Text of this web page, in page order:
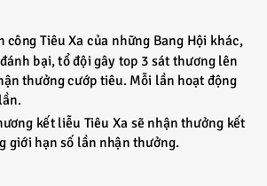
Tiêu Xa của những Bang Hội khác,
bại, tổ đội gây top 3 sát thương lên
thưởng cướp tiêu. Mỗi lần hoạt động
kết liễu Tiêu Xa sẽ nhận thưởng kết
giới hạn số lần nhận thưởng.